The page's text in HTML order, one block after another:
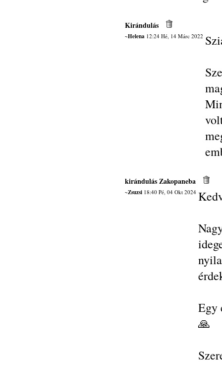
Kirándulás
~Helena12:24 Hé, 14 Márc 2022
kirándulás Zakopaneba
~Zsuzsi18:40 Pé, 04 Okt 2024
Egy
🙏